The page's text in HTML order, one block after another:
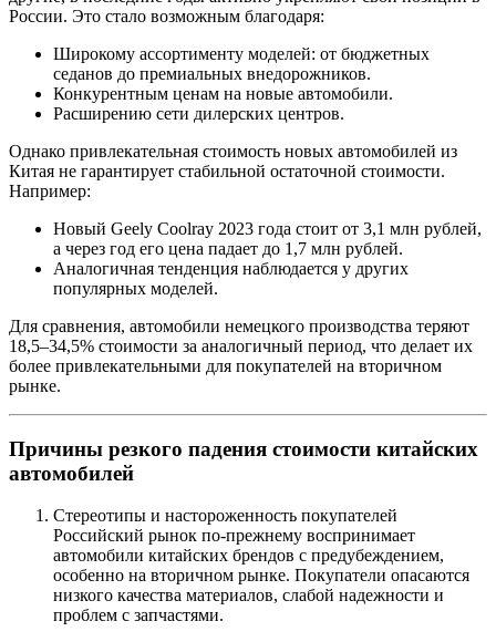
России. Это стало возможным благодаря:
Широкому ассортименту моделей: от бюджетных
седанов до премиальных внедорожников.
Конкурентным ценам на новые автомобили.
Расширению сети дилерских центров.
Однако привлекательная стоимость новых автомобилей из
Китая не гарантирует стабильной остаточной стоимости.
Например:
Новый Geely Coolray 2023 года стоит от 3,1 млн рублей,
а через год его цена падает до 1,7 млн рублей.
Аналогичная тенденция наблюдается у других
популярных моделей.
Для сравнения, автомобили немецкого производства теряют
18,5–34,5% стоимости за аналогичный период, что делает их
более привлекательными для покупателей на вторичном
рынке.
Причины резкого падения стоимости китайских
автомобилей
Стереотипы и настороженность покупателей
Российский рынок по-прежнему воспринимает
автомобили китайских брендов с предубеждением,
особенно на вторичном рынке. Покупатели опасаются
низкого качества материалов, слабой надежности и
проблем с запчастями.